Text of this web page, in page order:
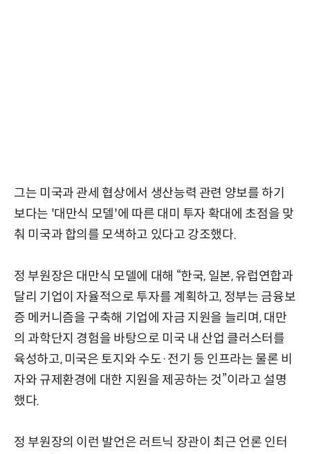
그는 미국과 관세 협상에서 생산능력 관련 양보를 하기
보다는 '대만식 모델'에 따른 대미 투자 확대에 초점을 맞
춰 미국과 합의를 모색하고 있다고 강조했다.
정 부원장은 대만식 모델에 대해 “한국, 일본, 유럽연합과
달리 기업이 자율적으로 투자를 계획하고, 정부는 금융보
증 메커니즘을 구축해 기업에 자금 지원을 늘리며, 대만
의 과학단지 경험을 바탕으로 미국 내 산업 클러스터를
육성하고, 미국은 토지와 수도·전기 등 인프라는 물론 비
자와 규제환경에 대한 지원을 제공하는 것”이라고 설명
했다.
정 부원장의 이런 발언은 러트닉 장관이 최근 언론 인터